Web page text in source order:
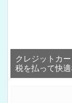
クレジットカ
税を払って快